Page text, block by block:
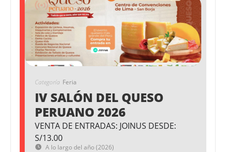
Categoría Feria
IV SALÓN DEL QUESO
PERUANO 2026
VENTA DE ENTRADAS: JOINUS DESDE:
S/13.00
A lo largo del año (2026)